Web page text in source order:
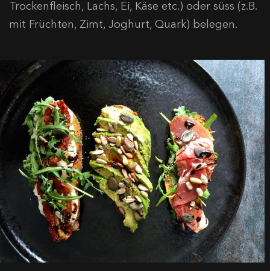
Trockenfleisch, Lachs, Ei, Käse etc.) oder süss (z.B.
mit Früchten, Zimt, Joghurt, Quark) belegen.